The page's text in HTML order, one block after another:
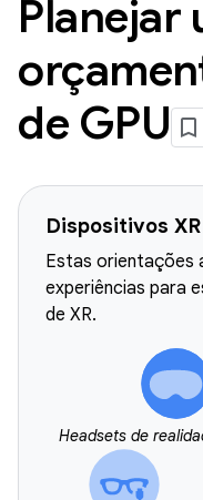
Planejar
de GPU
Dispositivos
Estas orientações
experiências para
de XR.
Headsets de